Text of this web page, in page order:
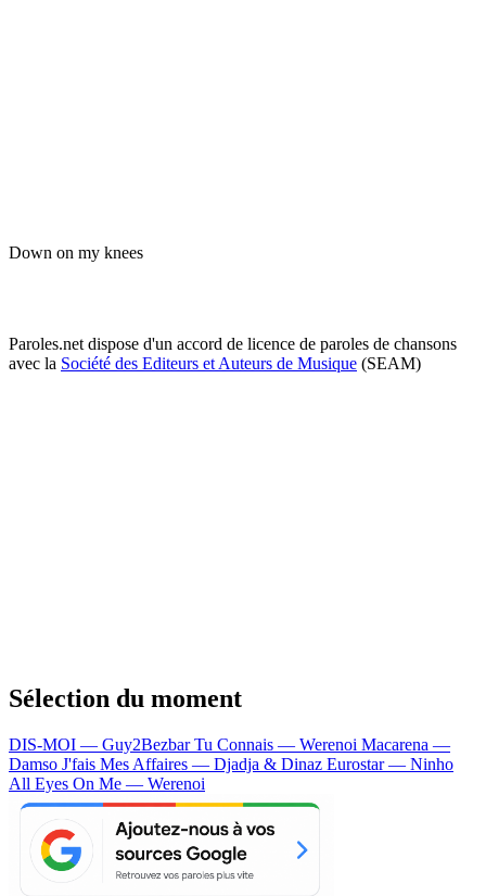
Down on my knees
Paroles.net dispose d'un accord de licence de paroles de chansons
avec la Société des Editeurs et Auteurs de Musique (SEAM)
Sélection du moment
DIS-MOI — Guy2BezbarTu Connais — Werenoi Macarena —
Damso J'fais Mes Affaires — Djadja & Dinaz Eurostar — Ninho
All Eyes On Me — Werenoi